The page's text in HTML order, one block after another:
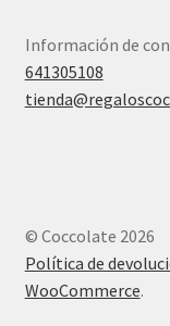
Información de
641305108
© Coccolate 2026
Política de
WooCommerce.